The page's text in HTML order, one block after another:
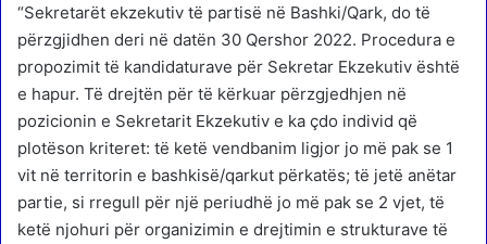
“Sekretarët ekzekutiv të partisë në Bashki/Qark, do të
përzgjidhen deri në datën 30 Qershor 2022. Procedura e
propozimit të kandidaturave për Sekretar Ekzekutiv është
e hapur. Të drejtën për të kërkuar përzgjedhjen në
pozicionin e Sekretarit Ekzekutiv e ka çdo individ që
plotëson kriteret: të ketë vendbanim ligjor jo më pak se 1
vit në territorin e bashkisë/qarkut përkatës; të jetë anëtar
partie, si rregull për një periudhë jo më pak se 2 vjet, të
ketë njohuri për organizimin e drejtimin e strukturave të